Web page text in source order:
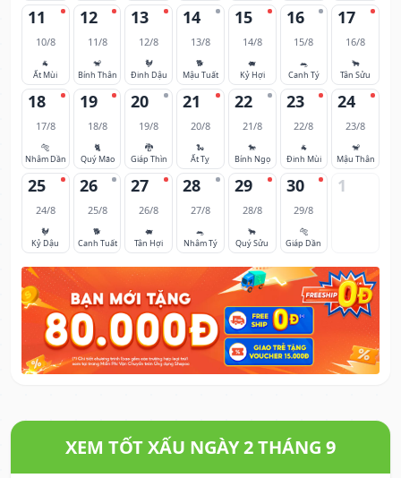
11
10/8
🐐
Ất Mùi
12
11/8
🐒
Bính Thân
13
12/8
🐓
Đinh Dậu
14
13/8
🐕
Mậu Tuất
15
14/8
🐖
Kỷ Hợi
16
15/8
🐀
Canh Tý
17
16/8
🐂
Tân Sửu
18
17/8
🐅
Nhâm Dần
19
18/8
🐈
Quý Mão
20
19/8
🐉
Giáp Thìn
21
20/8
🐍
Ất Tỵ
22
21/8
🐎
Bính Ngọ
23
22/8
🐐
Đinh Mùi
24
23/8
🐒
Mậu Thân
25
24/8
🐓
Kỷ Dậu
26
25/8
🐕
Canh Tuất
27
26/8
🐖
Tân Hợi
28
27/8
🐀
Nhâm Tý
29
28/8
🐂
Quý Sửu
30
29/8
🐅
Giáp Dần
1
XEM TỐT XẤU NGÀY 2 THÁNG 9